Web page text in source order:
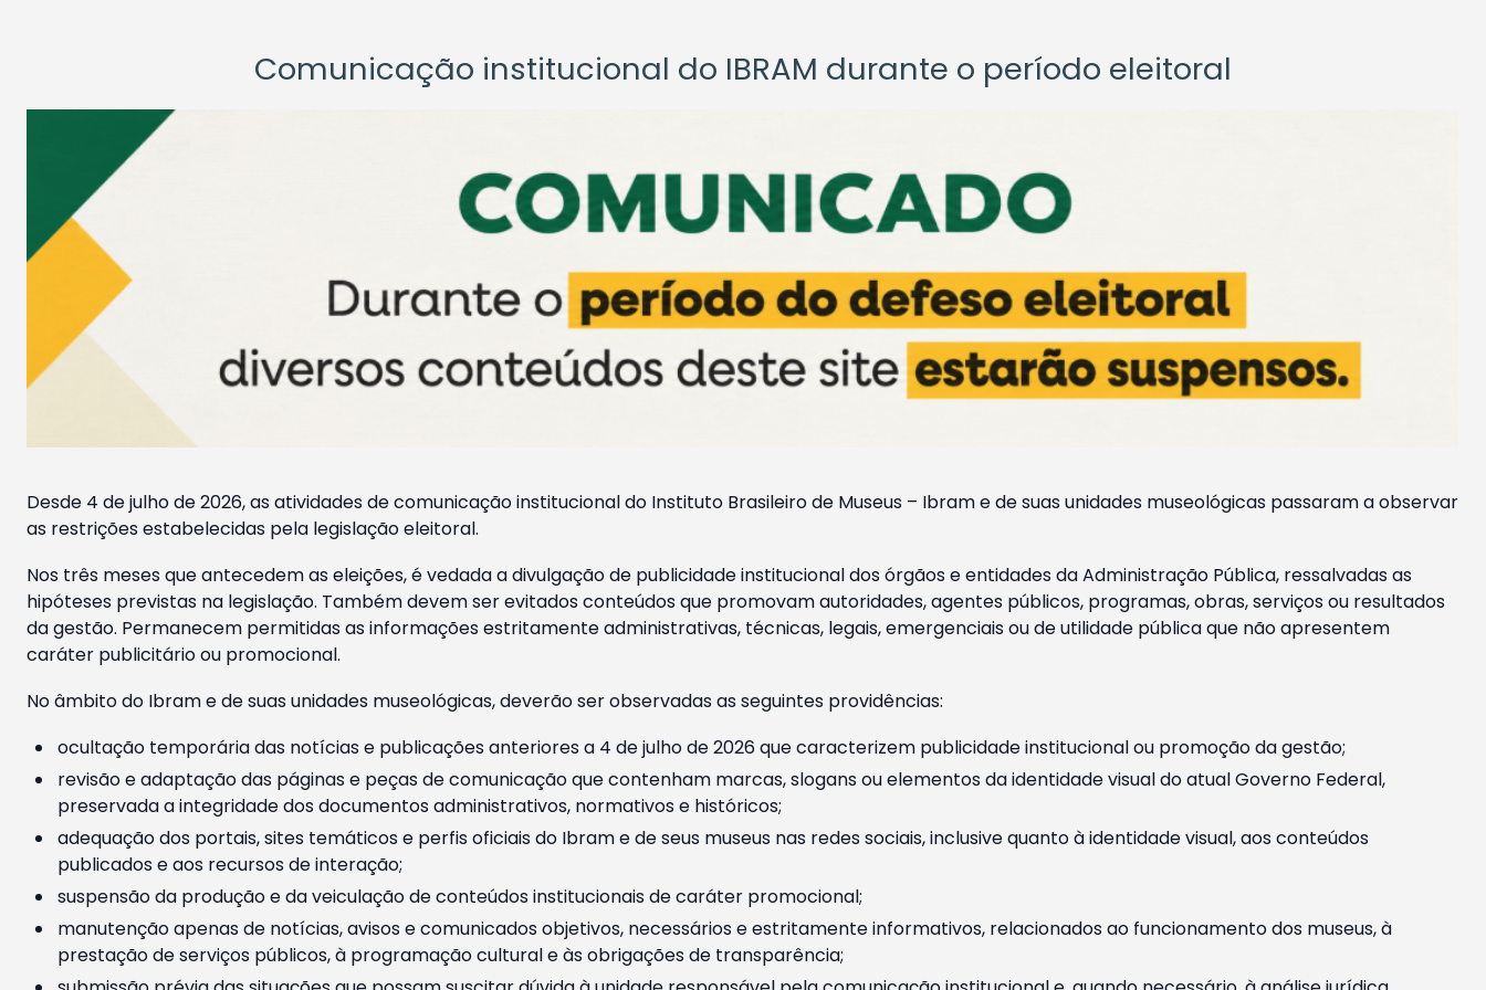
Comunicação institucional do IBRAM durante o período eleitoral
Desde 4 de julho de 2026, as atividades de comunicação institucional do Instituto Brasileiro de Museus – Ibram e de suas unidades museológicas passaram a observar
as restrições estabelecidas pela legislação eleitoral.
Nos três meses que antecedem as eleições, é vedada a divulgação de publicidade institucional dos órgãos e entidades da Administração Pública, ressalvadas as
hipóteses previstas na legislação. Também devem ser evitados conteúdos que promovam autoridades, agentes públicos, programas, obras, serviços ou resultados
da gestão. Permanecem permitidas as informações estritamente administrativas, técnicas, legais, emergenciais ou de utilidade pública que não apresentem
caráter publicitário ou promocional.
No âmbito do Ibram e de suas unidades museológicas, deverão ser observadas as seguintes providências:
ocultação temporária das notícias e publicações anteriores a 4 de julho de 2026 que caracterizem publicidade institucional ou promoção da gestão;
revisão e adaptação das páginas e peças de comunicação que contenham marcas, slogans ou elementos da identidade visual do atual Governo Federal,
preservada a integridade dos documentos administrativos, normativos e históricos;
adequação dos portais, sites temáticos e perfis oficiais do Ibram e de seus museus nas redes sociais, inclusive quanto à identidade visual, aos conteúdos
publicados e aos recursos de interação;
suspensão da produção e da veiculação de conteúdos institucionais de caráter promocional;
manutenção apenas de notícias, avisos e comunicados objetivos, necessários e estritamente informativos, relacionados ao funcionamento dos museus, à
prestação de serviços públicos, à programação cultural e às obrigações de transparência;